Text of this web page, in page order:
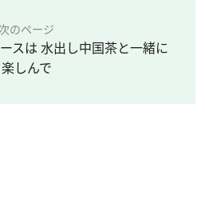
次のページ
スは 水出し中国茶と一緒に
楽しんで